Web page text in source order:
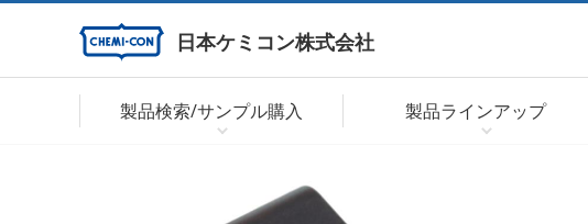
日本ケミコン株式会社
製品検索/サンプル購入 製品ラインアップ